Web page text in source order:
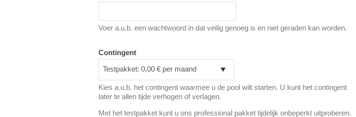
Voer a.u.b. een wachtwoord in dat veilig genoeg is en niet geraden kan worden.
Contingent
Kies a.u.b. het contingent waarmee u de pool wilt starten. U kunt het contingent
later te allen tijde verhogen of verlagen.
Met het testpakket kunt u ons professional pakket tijdelijk onbeperkt uitproberen.